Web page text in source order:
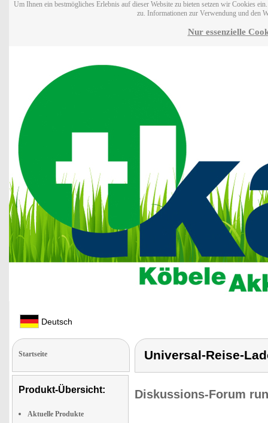
Um Ihnen ein bestmögliches Erlebnis auf dieser Website zu bieten setzen wir Cookies
zu. Informationen zur Verwendung und den
Nur essenzielle
Deutsch
Startseite
Produkt-Übersicht:
Aktuelle Produkte
Universal-Reise-
Diskussions-Forum